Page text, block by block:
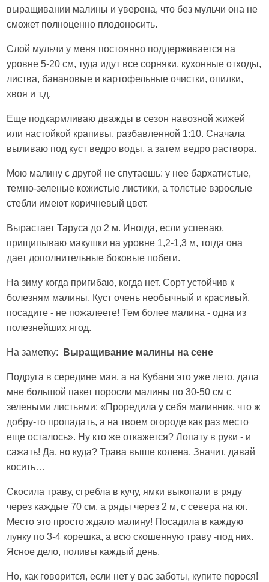
выращивании малины и уверена, что без мульчи она не
сможет полноценно плодоносить.
Слой мульчи у меня постоянно поддерживается на
уровне 5-20 см, туда идут все сорняки, кухонные отходы,
листва, банановые и картофельные очистки, опилки,
хвоя и т.д.
Еще подкармливаю дважды в сезон навозной жижей
или настойкой крапивы, разбавленной 1:10. Сначала
выливаю под куст ведро воды, а затем ведро раствора.
Мою малину с другой не спутаешь: у нее бархатистые,
темно-зеленые кожистые листики, а толстые взрослые
стебли имеют коричневый цвет.
Вырастает Таруса до 2 м. Иногда, если успеваю,
прищипываю макушки на уровне 1,2-1,3 м, тогда она
дает дополнительные боковые побеги.
На зиму когда пригибаю, когда нет. Сорт устойчив к
болезням малины. Куст очень необычный и красивый,
посадите - не пожалеете! Тем более малина - одна из
полезнейших ягод.
На заметку: Выращивание малины на сене
Подруга в середине мая, а на Кубани это уже лето, дала
мне большой пакет поросли малины по 30-50 см с
зелеными листьями: «Проредила у себя малинник, что ж
добру-то пропадать, а на твоем огороде как раз место
еще осталось». Ну кто же откажется? Лопату в руки - и
сажать! Да, но куда? Трава выше колена. Значит, давай
косить…
Скосила траву, сгребла в кучу, ямки выкопали в ряду
через каждые 70 см, а ряды через 2 м, с севера на юг.
Место это просто ждало малину! Посадила в каждую
лунку по 3-4 корешка, а всю скошенную траву -под них.
Ясное дело, поливы каждый день.
Но, как говорится, если нет у вас заботы, купите порося!